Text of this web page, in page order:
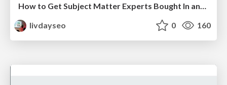
How to Get Subject Matter Experts Bought In and Actively Contributing to SEO & PR Initiatives.
livdayseo
0 160